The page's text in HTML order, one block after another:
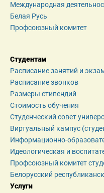
Международная
Белая Русь
Профсоюзный комитет
Студентам
Расписание занятий и
Расписание звонков
Размеры стипендий
Стоимость обучения
Студенческий совет
Виртуальный кампус
Информационно-
Идеологическая и
Профсоюзный комитет
Белорусский
Услуги